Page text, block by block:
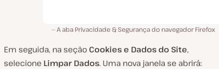
A aba Privacidade & Segurança do navegador Firefox
Em seguida, na seção Cookies e Dados do Site,
selecione Limpar Dados. Uma nova janela se abrirá: